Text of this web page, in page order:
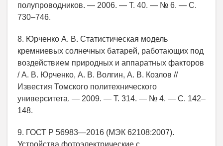
полупроводников. — 2006. — Т. 40. — № 6. — С.
730–746.
8. Юрченко А. В. Статистическая модель
кремниевых солнечных батарей, работающих под
воздействием природных и аппаратных факторов
/ А. В. Юрченко, А. В. Волгин, А. В. Козлов //
Известия Томского политехнического
университета. — 2009. — Т. 314. — № 4. — С. 142–
148.
9. ГОСТ Р 56983—2016 (МЭК 62108:2007).
Устройства фотоэлектрические с